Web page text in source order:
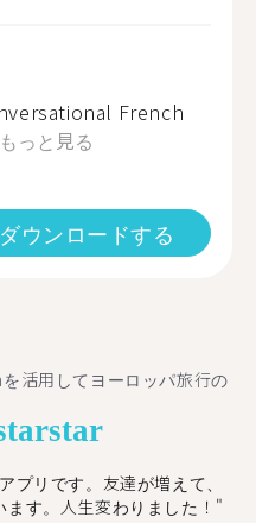
French
もっと見る
ウンロードする
活用してヨーロッパ旅行の
star
プリです。友達が増えて、
す。人生変わりました！"